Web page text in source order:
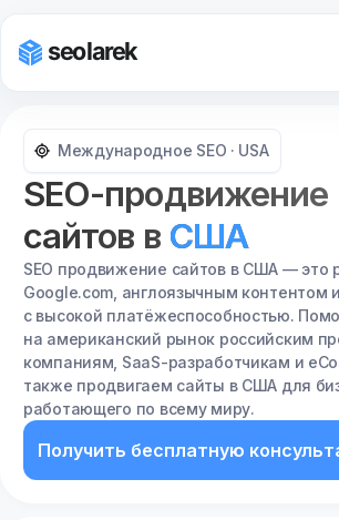
Екатеринбург
Казань
Краснодар
Красноярск
Международное SEO · USA
SEO-продвижение
сайтов в США
SEO продвижение сайтов в США — это
Google.com, англоязычным контентом
с высокой платёжеспособностью.
на американский рынок российским
компаниям, SaaS-разработчикам и
также продвигаем сайты в США для
работающего по всему миру.
Получить бесплатную